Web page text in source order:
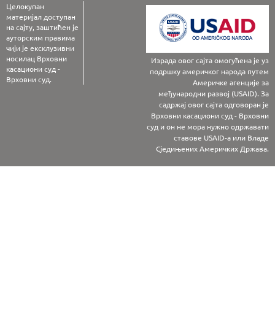
Целокупан
материјал доступан
на сајту, заштићен је
ауторским правима
чији је ексклузивни
носилац Врховни
касациони суд -
Врховни суд.
Израда овог сајта омогућена је уз
подршку америчког народа путем
Америчке агенције за
међународни развој (USAID). За
садржај овог сајта одговоран је
Врховни касациони суд - Врховни
суд и он не мора нужно одржавати
ставове USAID-а или Владе
Сједињених Америчких Држава.